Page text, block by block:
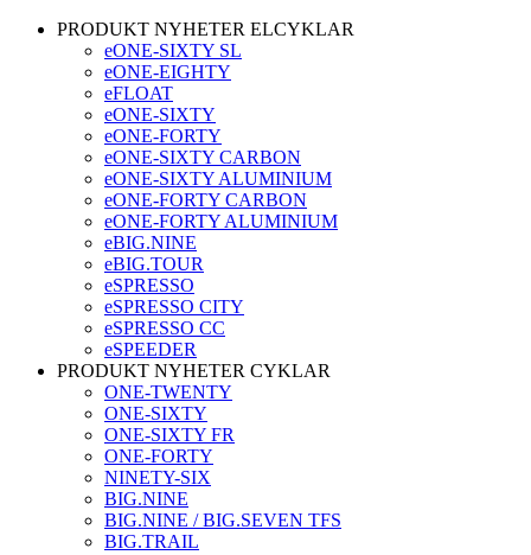
PRODUKT NYHETER ELCYKLAR
eONE-SIXTY SL
eONE-EIGHTY
eFLOAT
eONE-SIXTY
eONE-FORTY
eONE-SIXTY CARBON
eONE-SIXTY ALUMINIUM
eONE-FORTY CARBON
eONE-FORTY ALUMINIUM
eBIG.NINE
eBIG.TOUR
eSPRESSO
eSPRESSO CITY
eSPRESSO CC
eSPEEDER
PRODUKT NYHETER CYKLAR
ONE-TWENTY
ONE-SIXTY
ONE-SIXTY FR
ONE-FORTY
NINETY-SIX
BIG.NINE
BIG.NINE / BIG.SEVEN TFS
BIG.TRAIL